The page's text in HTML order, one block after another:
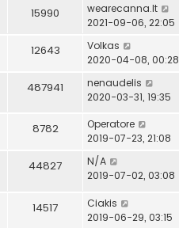
15990
wearecanna.lt
2021-09-06, 22:05
12643
Volkas
2020-04-08, 00:28
487941
nenaudelis
2020-03-31, 19:35
8782
Operatore
2019-07-23, 21:08
44827
N/A
2019-07-02, 03:08
14517
Ciakis
2019-06-29, 03:15